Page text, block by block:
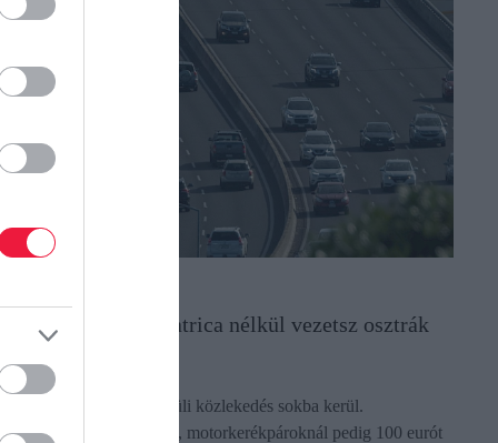
a bírság, ha matrica nélkül vezetsz osztrák
a matrica nélküli közlekedés sokba kerül.
200 eurót, motorkerékpároknál pedig 100 eurót